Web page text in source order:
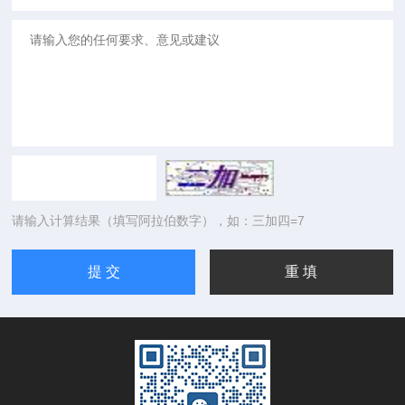
请输入计算结果（填写阿拉伯数字），如：三加四=7